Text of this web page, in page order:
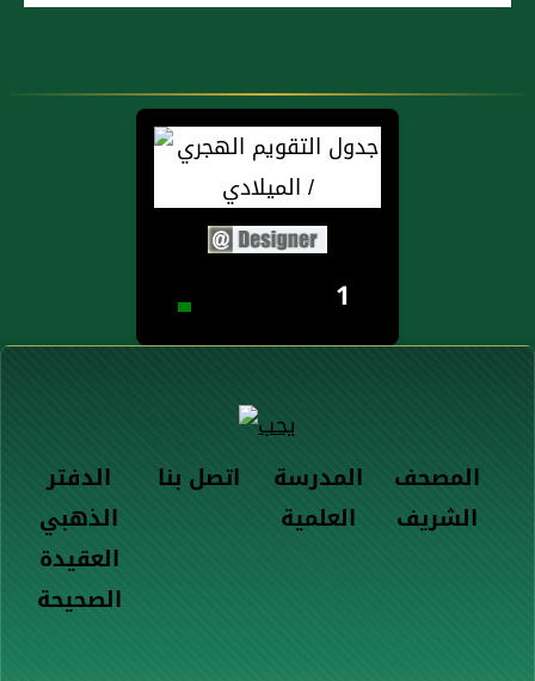
أَصَابَهَا
بِدَوَاءٍ أَوْ
وَالزَّيْتَ
الشَّافِعِيِّ
1
الدفتر
الذهبي
اتصل بنا
المدرسة
العلمية
المصحف
الشريف
العقيدة
الصحيحة